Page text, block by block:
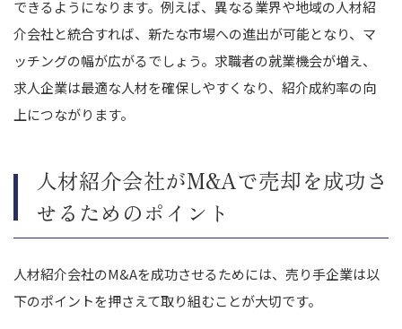
できるようになります。例えば、異なる業界や地域の人材紹
介会社と統合すれば、新たな市場への進出が可能となり、マ
ッチングの幅が広がるでしょう。求職者の就業機会が増え、
求人企業は最適な人材を確保しやすくなり、紹介成約率の向
上につながります。
人材紹介会社がM&Aで売却を成功さ
せるためのポイント
人材紹介会社のM&Aを成功させるためには、売り手企業は以
下のポイントを押さえて取り組むことが大切です。